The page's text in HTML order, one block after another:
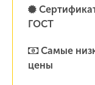
ГОСТ
Самые
цены